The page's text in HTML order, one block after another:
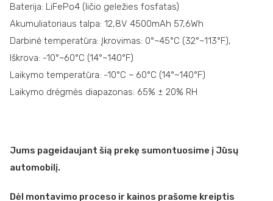
Baterija: LiFePo4 (ličio geležies fosfatas)
Akumuliatoriaus talpa: 12,8V 4500mAh 57,6Wh
Darbinė temperatūra: Įkrovimas: 0°~45°C (32°~113°F),
Iškrova: -10°~60°C (14°~140°F)
Laikymo temperatūra: -10°C ~ 60°C (14°~140°F)
Laikymo drėgmės diapazonas: 65% ± 20% RH
Jums pageidaujant šią prekę sumontuosime į Jūsų
automobilį.
Dėl montavimo proceso ir kainos prašome kreiptis